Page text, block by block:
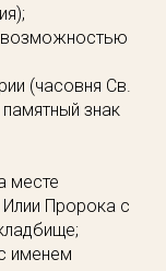
возможностью
(часовня Св.
знак
месте
Пророка с
именем